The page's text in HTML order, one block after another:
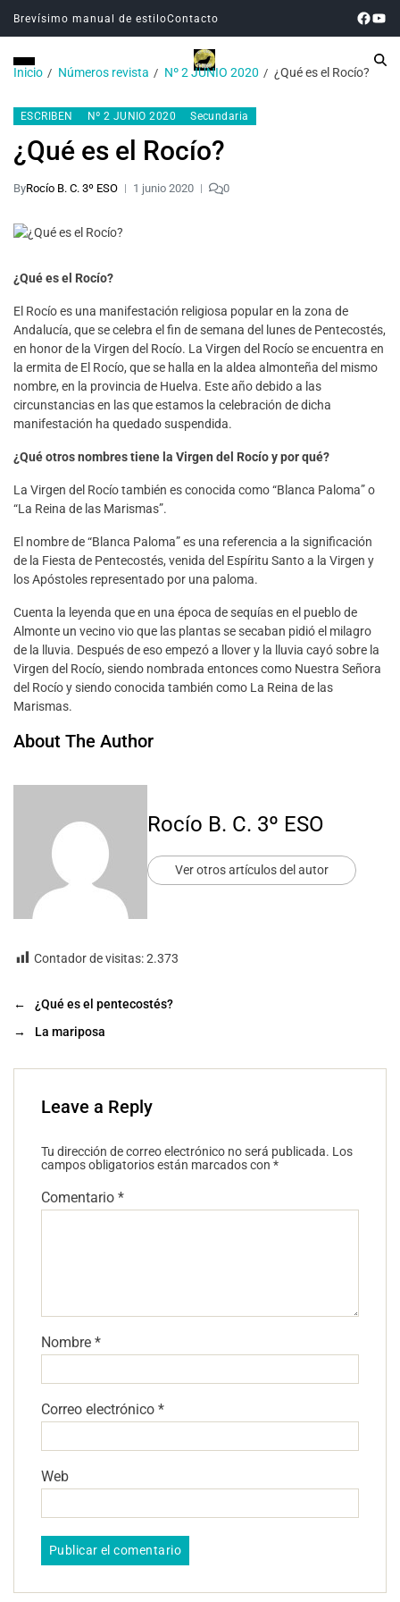
Brevísimo manual de estiloContacto
Inicio Números revista Nº 2 JUNIO 2020 ¿Qué es el Rocío?
ESCRIBEN Nº 2 JUNIO 2020 Secundaria
¿Qué es el Rocío?
ByRocío B. C. 3º ESO 1 junio 2020 0
¿Qué es el Rocío?
El Rocío es una manifestación religiosa popular en la zona de
Andalucía, que se celebra el fin de semana del lunes de Pentecostés,
en honor de la Virgen del Rocío. La Virgen del Rocío se encuentra en
la ermita de El Rocío, que se halla en la aldea almonteña del mismo
nombre, en la provincia de Huelva. Este año debido a las
circunstancias en las que estamos la celebración de dicha
manifestación ha quedado suspendida.
¿Qué otros nombres tiene la Virgen del Rocío y por qué?
La Virgen del Rocío también es conocida como “Blanca Paloma” o
“La Reina de las Marismas”.
El nombre de “Blanca Paloma” es una referencia a la significación
de la Fiesta de Pentecostés, venida del Espíritu Santo a la Virgen y
los Apóstoles representado por una paloma.
Cuenta la leyenda que en una época de sequías en el pueblo de
Almonte un vecino vio que las plantas se secaban pidió el milagro
de la lluvia. Después de eso empezó a llover y la lluvia cayó sobre la
Virgen del Rocío, siendo nombrada entonces como Nuestra Señora
del Rocío y siendo conocida también como La Reina de las
Marismas.
About The Author
Rocío B. C. 3º ESO
Ver otros artículos del autor
Contador de visitas:2.373
←
¿Qué es el pentecostés?
→
La mariposa
Leave a Reply
Tu dirección de correo electrónico no será publicada. Los
campos obligatorios están marcados con *
Comentario *
Nombre *
Correo electrónico *
Web